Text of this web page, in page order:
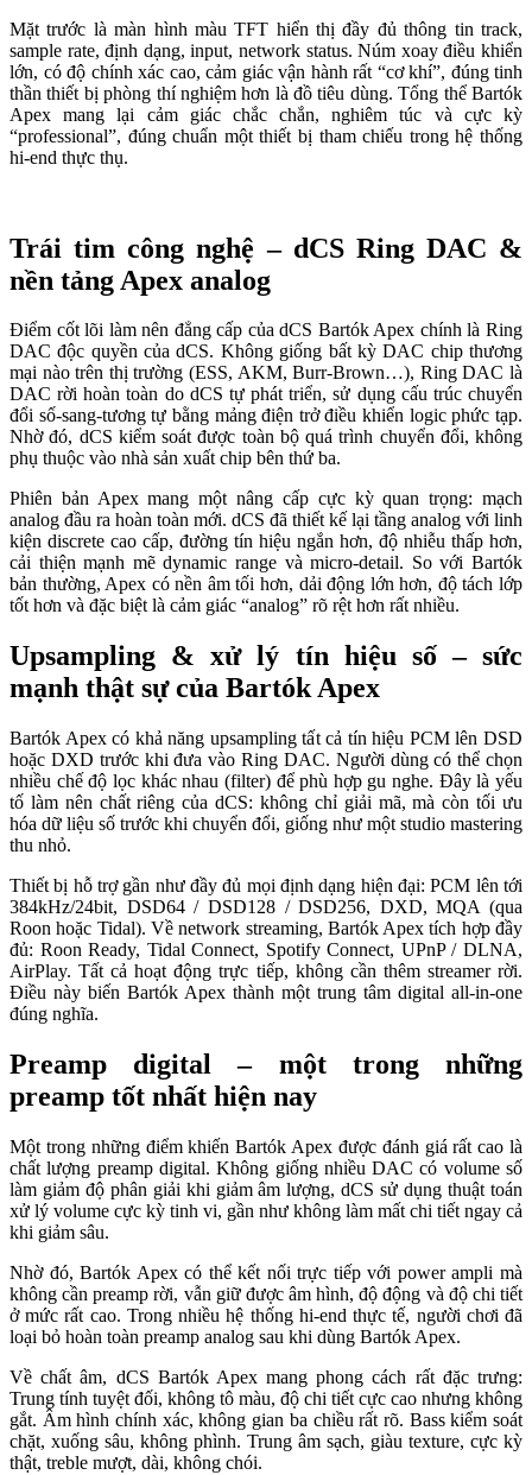
Mặt trước là màn hình màu TFT hiển thị đầy đủ thông tin track,
sample rate, định dạng, input, network status. Núm xoay điều khiển
lớn, có độ chính xác cao, cảm giác vận hành rất “cơ khí”, đúng tinh
thần thiết bị phòng thí nghiệm hơn là đồ tiêu dùng. Tổng thể Bartók
Apex mang lại cảm giác chắc chắn, nghiêm túc và cực kỳ
“professional”, đúng chuẩn một thiết bị tham chiếu trong hệ thống
hi-end thực thụ.
Trái tim công nghệ – dCS Ring DAC &
nền tảng Apex analog
Điểm cốt lõi làm nên đẳng cấp của dCS Bartók Apex chính là Ring
DAC độc quyền của dCS. Không giống bất kỳ DAC chip thương
mại nào trên thị trường (ESS, AKM, Burr-Brown…), Ring DAC là
DAC rời hoàn toàn do dCS tự phát triển, sử dụng cấu trúc chuyển
đổi số-sang-tương tự bằng mảng điện trở điều khiển logic phức tạp.
Nhờ đó, dCS kiểm soát được toàn bộ quá trình chuyển đổi, không
phụ thuộc vào nhà sản xuất chip bên thứ ba.
Phiên bản Apex mang một nâng cấp cực kỳ quan trọng: mạch
analog đầu ra hoàn toàn mới. dCS đã thiết kế lại tầng analog với linh
kiện discrete cao cấp, đường tín hiệu ngắn hơn, độ nhiễu thấp hơn,
cải thiện mạnh mẽ dynamic range và micro-detail. So với Bartók
bản thường, Apex có nền âm tối hơn, dải động lớn hơn, độ tách lớp
tốt hơn và đặc biệt là cảm giác “analog” rõ rệt hơn rất nhiều.
Upsampling & xử lý tín hiệu số – sức
mạnh thật sự của Bartók Apex
Bartók Apex có khả năng upsampling tất cả tín hiệu PCM lên DSD
hoặc DXD trước khi đưa vào Ring DAC. Người dùng có thể chọn
nhiều chế độ lọc khác nhau (filter) để phù hợp gu nghe. Đây là yếu
tố làm nên chất riêng của dCS: không chỉ giải mã, mà còn tối ưu
hóa dữ liệu số trước khi chuyển đổi, giống như một studio mastering
thu nhỏ.
Thiết bị hỗ trợ gần như đầy đủ mọi định dạng hiện đại: PCM lên tới
384kHz/24bit, DSD64 / DSD128 / DSD256, DXD, MQA (qua
Roon hoặc Tidal). Về network streaming, Bartók Apex tích hợp đầy
đủ: Roon Ready, Tidal Connect, Spotify Connect, UPnP / DLNA,
AirPlay. Tất cả hoạt động trực tiếp, không cần thêm streamer rời.
Điều này biến Bartók Apex thành một trung tâm digital all-in-one
đúng nghĩa.
Preamp digital – một trong những
preamp tốt nhất hiện nay
Một trong những điểm khiến Bartók Apex được đánh giá rất cao là
chất lượng preamp digital. Không giống nhiều DAC có volume số
làm giảm độ phân giải khi giảm âm lượng, dCS sử dụng thuật toán
xử lý volume cực kỳ tinh vi, gần như không làm mất chi tiết ngay cả
khi giảm sâu.
Nhờ đó, Bartók Apex có thể kết nối trực tiếp với power ampli mà
không cần preamp rời, vẫn giữ được âm hình, độ động và độ chi tiết
ở mức rất cao. Trong nhiều hệ thống hi-end thực tế, người chơi đã
loại bỏ hoàn toàn preamp analog sau khi dùng Bartók Apex.
Về chất âm, dCS Bartók Apex mang phong cách rất đặc trưng:
Trung tính tuyệt đối, không tô màu, độ chi tiết cực cao nhưng không
gắt. Âm hình chính xác, không gian ba chiều rất rõ. Bass kiểm soát
chặt, xuống sâu, không phình. Trung âm sạch, giàu texture, cực kỳ
thật, treble mượt, dài, không chói.